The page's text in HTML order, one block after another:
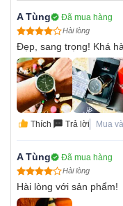
A Tùng Đã mua hàng
Hài lòng
Đẹp, sang trọng! Khá
Thích Trả lời Mua
A Tùng Đã mua hàng
Hài lòng
Hài lòng với sản phẩm!